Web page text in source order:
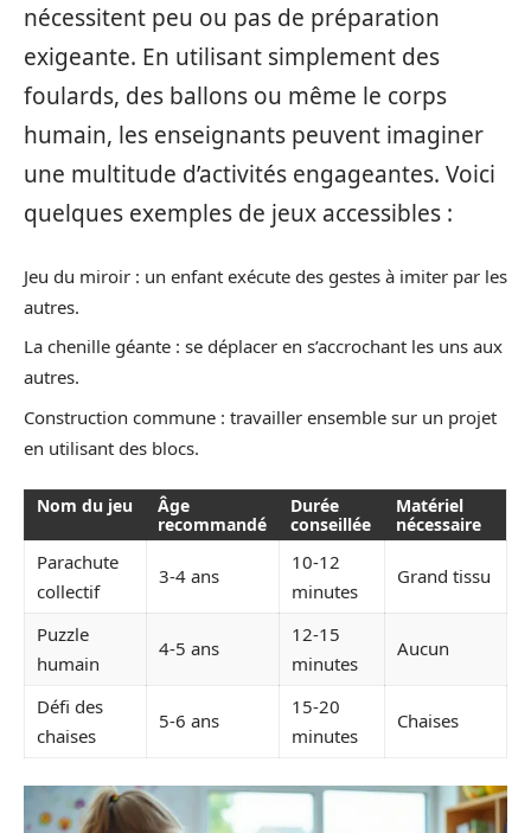
nécessitent peu ou pas de préparation
exigeante. En utilisant simplement des
foulards, des ballons ou même le corps
humain, les enseignants peuvent imaginer
une multitude d’activités engageantes. Voici
quelques exemples de jeux accessibles :
Jeu du miroir : un enfant exécute des gestes à imiter par les
autres.
La chenille géante : se déplacer en s’accrochant les uns aux
autres.
Construction commune : travailler ensemble sur un projet
en utilisant des blocs.
Nom du jeu
Âge
recommandé
Durée
conseillée
Matériel
nécessaire
Parachute
collectif
3-4 ans
10-12
minutes
Grand tissu
Puzzle
humain
4-5 ans
12-15
minutes
Aucun
Défi des
chaises
5-6 ans
15-20
minutes
Chaises